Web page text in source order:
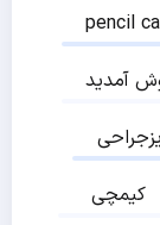
pencil
آمدید
کیمچی